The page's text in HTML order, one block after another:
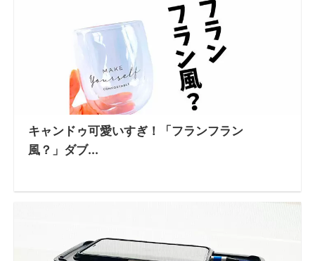
キャンドゥ可愛いすぎ！「フランフラン
風？」ダブ...